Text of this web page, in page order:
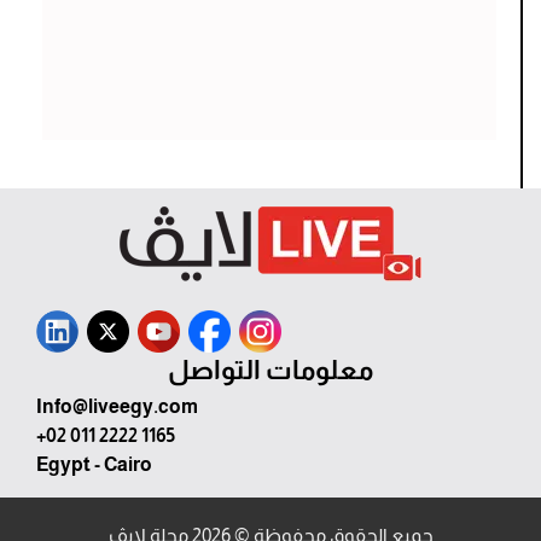
معلومات التواصل
Info@liveegy.com
+02 011 2222 1165
Egypt - Cairo
جميع الحقوق محفوظة © 2026 مجلة لايڤ